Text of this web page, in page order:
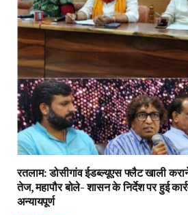
रतलाम: डोसीगांव ईडब्ल्यूएस फ्लैट खाली
तेज, महापौर बोले- शासन के निर्देश पर हुई
अन्यायपूर्ण